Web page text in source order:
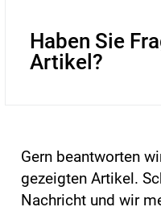
Haben Sie
Artikel?
Gern beantworten
gezeigten Artikel.
Nachricht und wir